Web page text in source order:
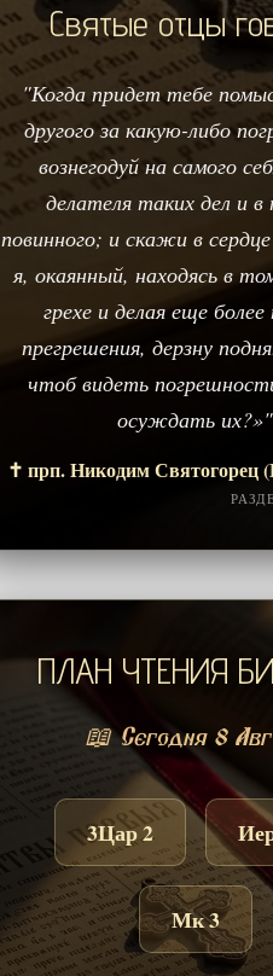
Святые отцы
"Когда придет тебе
другого за какую-либо
вознегодуй на самого
делателя таких дел и
повинного; и скажи в
я, окаянный, находясь в
грехе и делая еще
прегрешения, дерзну
чтоб видеть
осуждать их?»"
✝️ прп. Никодим Святогорец
ПЛАН ЧТЕНИЯ
📖 Сегодня 8
3Цар 2
Мк 3